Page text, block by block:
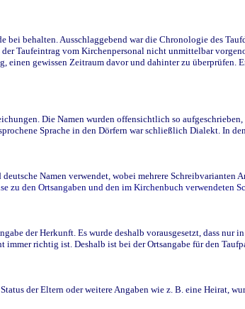
behalten. Ausschlaggebend war die Chronologie des
Taufeintrag vom Kirchenpersonal nicht unmittelbar
gewissen Zeitraum davor und dahinter zu
Die Namen wurden offensichtlich so
Sprache in den Dörfern war schließlich Dialekt. In
Namen verwendet, wobei mehrere
zu den Ortsangaben und den im Kirchenbuch verwendeten
der Herkunft. Es wurde deshalb vorausgesetzt, dass
richtig ist. Deshalb ist bei der Ortsangabe für den
der Eltern oder weitere Angaben wie z. B. eine Heirat,